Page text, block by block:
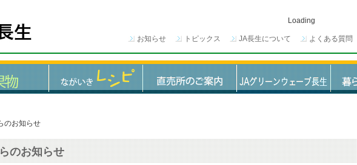
Loading
お知らせ トピックス JA長生について よくある質問
のお知らせ
のお知らせ